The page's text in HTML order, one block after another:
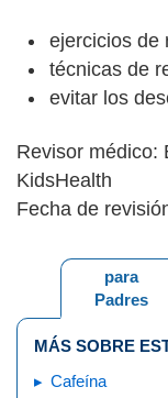
ejercicios de
técnicas de
evitar los
Revisor médico:
KidsHealth
Fecha de
para
Padres
MÁS SOBRE
Cafeína